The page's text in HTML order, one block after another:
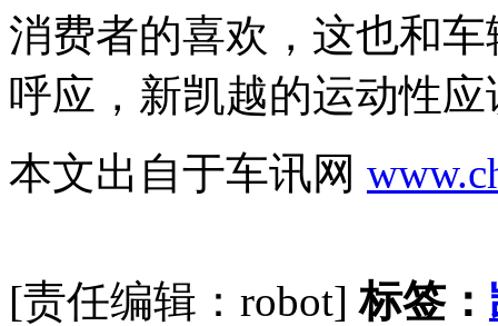
消费者的喜欢，这也和
呼应，新凯越的运动性
本文出自于车讯网
[责任编辑：robot]标签：